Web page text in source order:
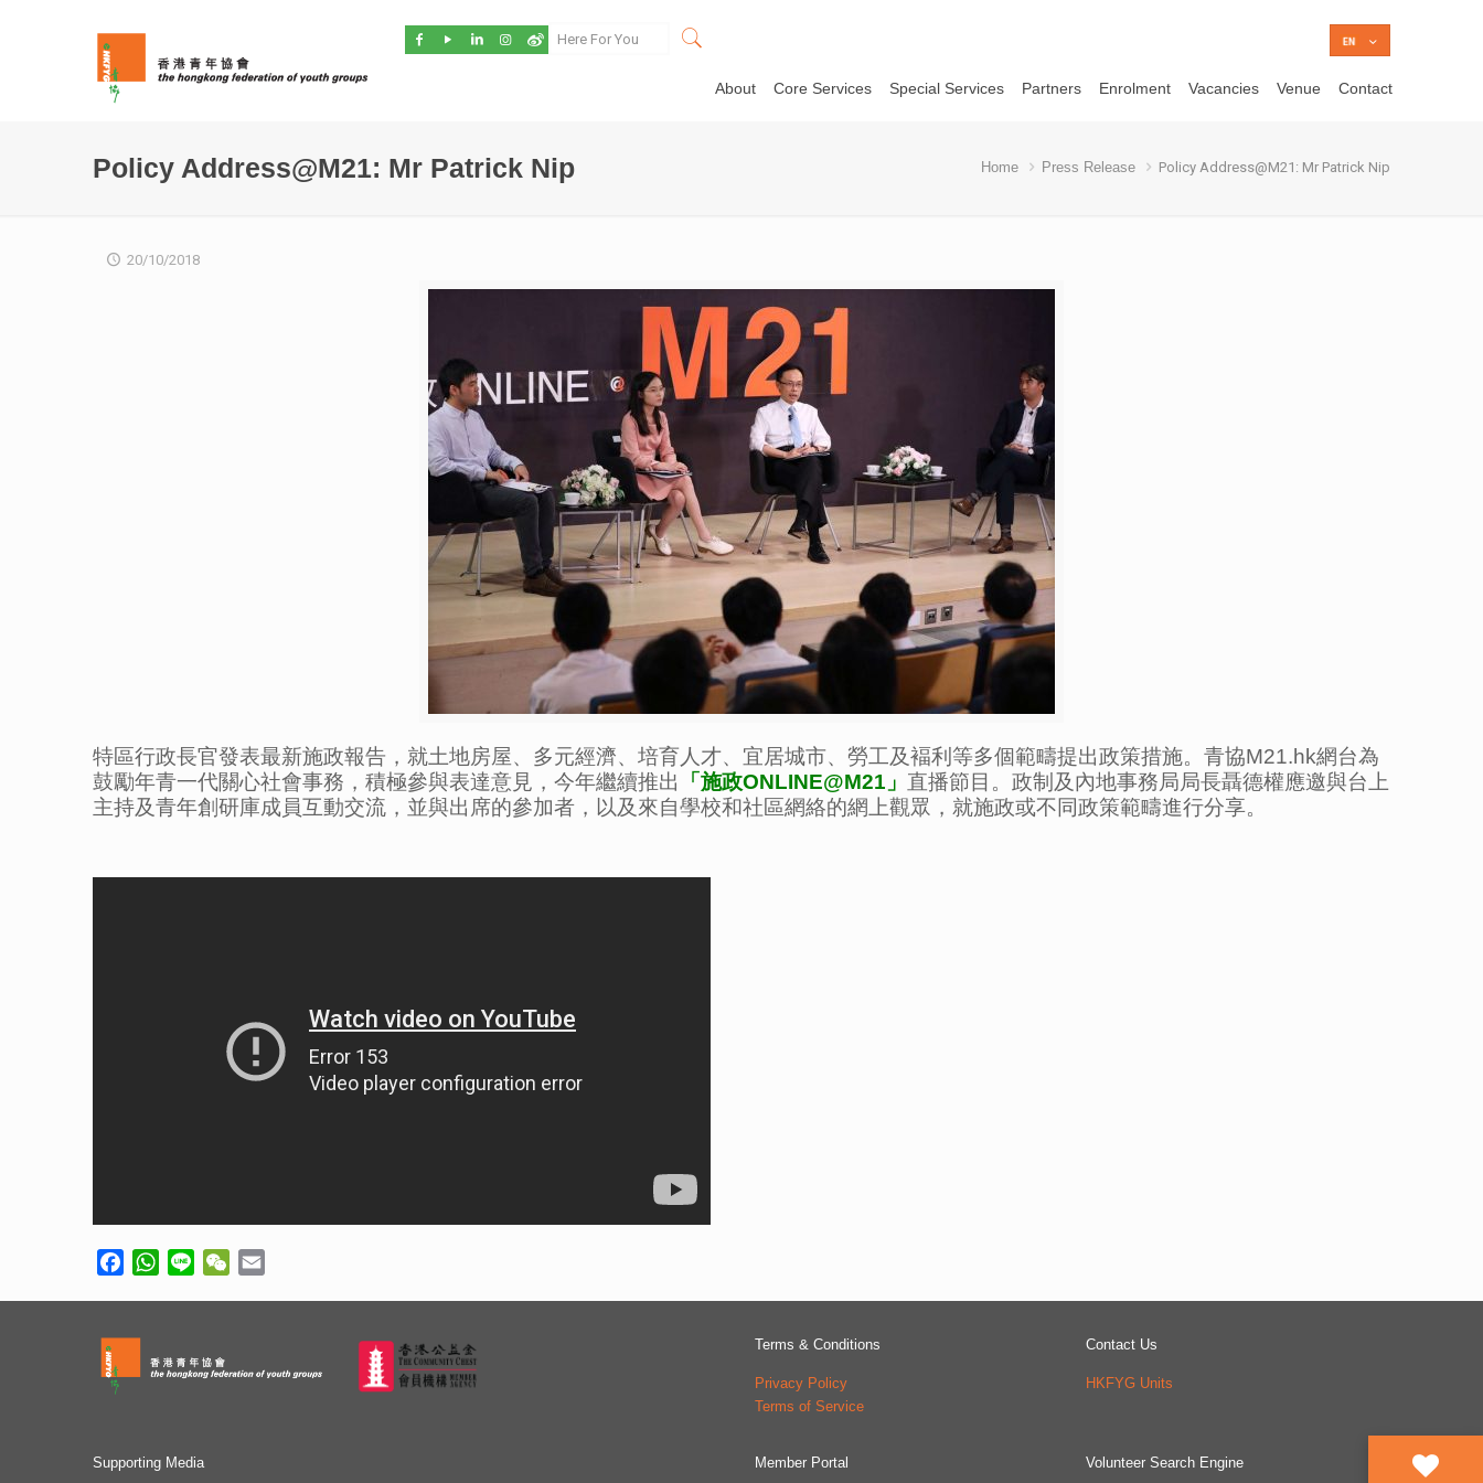
About Core Services Special Services Partners Enrolment Vacancies Venue Contact
Policy Address@M21: Mr Patrick Nip Home Press Release Policy Address@M21: Mr Patrick Nip
20/10/2018
特區行政長官發表最新施政報告，就土地房屋、多元經濟、 培育人才、宜居城市、勞工及褔利等多個範疇提出政策措施。青協M21.hk網台為
鼓勵年青一代關心社會事務，積極參與表達意見， 今年繼續推出 「施政ONLINE@M21 」 直播節目。政制及內地事務局局長聶德權應邀與台上
主持及青年創研庫成員互動交流 ，並與出席的參加者，以及來自學校和社區網絡的網上觀眾， 就施政或不同政策範疇進行分享。
FacebookWhatsApp
Line WeChat
Terms & Conditions
Privacy Policy
Terms of Service
Contact Us
HKFYG Units
Supporting Media Member Portal Volunteer Search Engine